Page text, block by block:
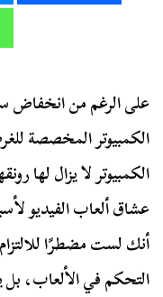
على الرغم من انخفاض
الكمبيوتر المخصصة
الكمبيوتر لا يزال لها
عشاق ألعاب الفيديو
أنك لست مضطرًا
التحكم في الألعاب،